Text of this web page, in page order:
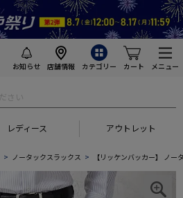
お知らせ 店舗情報 カテゴリー カート メニュー
レディース アウトレット
ノータックスラックス 【リッケンバッカー】 ノ